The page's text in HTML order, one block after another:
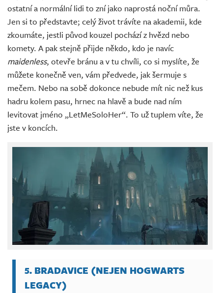
ostatní a normální lidi to zní jako naprostá noční můra.
Jen si to představte; celý život trávíte na akademii, kde
zkoumáte, jestli původ kouzel pochází z hvězd nebo
komety. A pak stejně přijde někdo, kdo je navíc
maidenless, otevře bránu a v tu chvíli, co si myslíte, že
můžete konečně ven, vám předvede, jak šermuje s
mečem. Nebo na sobě dokonce nebude mít nic než kus
hadru kolem pasu, hrnec na hlavě a bude nad ním
levitovat jméno „LetMeSoloHer“. To už tuplem víte, že
jste v koncích.
5. BRADAVICE (NEJEN HOGWARTS
LEGACY)